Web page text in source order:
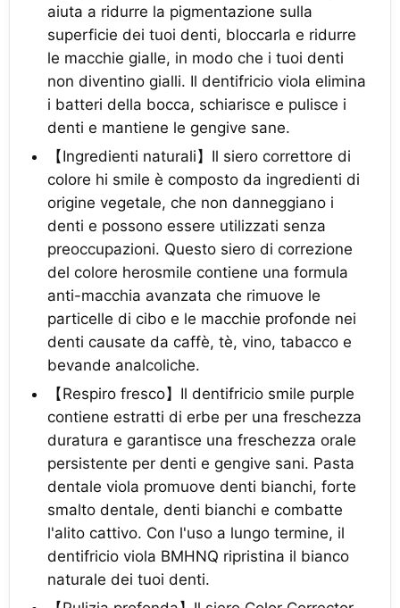
aiuta a ridurre la pigmentazione sulla
superficie dei tuoi denti, bloccarla e ridurre
le macchie gialle, in modo che i tuoi denti
non diventino gialli. Il dentifricio viola elimina
i batteri della bocca, schiarisce e pulisce i
denti e mantiene le gengive sane.
【Ingredienti naturali】Il siero correttore di
colore hi smile è composto da ingredienti di
origine vegetale, che non danneggiano i
denti e possono essere utilizzati senza
preoccupazioni. Questo siero di correzione
del colore herosmile contiene una formula
anti-macchia avanzata che rimuove le
particelle di cibo e le macchie profonde nei
denti causate da caffè, tè, vino, tabacco e
bevande analcoliche.
【Respiro fresco】Il dentifricio smile purple
contiene estratti di erbe per una freschezza
duratura e garantisce una freschezza orale
persistente per denti e gengive sani. Pasta
dentale viola promuove denti bianchi, forte
smalto dentale, denti bianchi e combatte
l'alito cattivo. Con l'uso a lungo termine, il
dentifricio viola BMHNQ ripristina il bianco
naturale dei tuoi denti.